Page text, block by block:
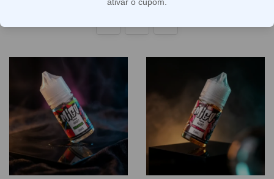
categoria indicada para quem prefere tragadas mais
suaves na garganta e quer explorar líquidos com perfil
dessert para uso diário ou momentos específicos. Se a
ideia é sair dos frutados e encontrar um salt com
assinatura mais cremosa, este é o ponto de partida certo.
ativar o cupom.